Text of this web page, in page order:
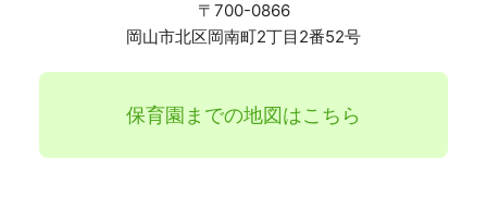
〒700-0866
岡山市北区岡南町2丁目2番52号
保育園までの地図はこちら